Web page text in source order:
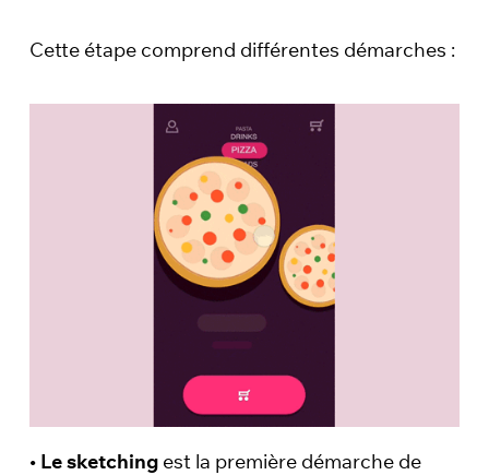
Cette étape comprend différentes démarches :
• Le sketching est la première démarche de